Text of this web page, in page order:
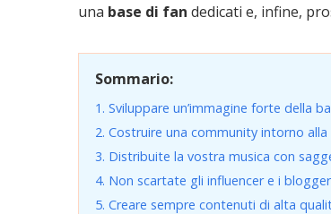
una base di fan dedicati e, infine,
Sommario:
1. Sviluppare un’immagine forte della
2. Costruire una community intorno
3. Distribuite la vostra musica con
4. Non scartate gli influencer e i
5. Creare sempre contenuti di alta